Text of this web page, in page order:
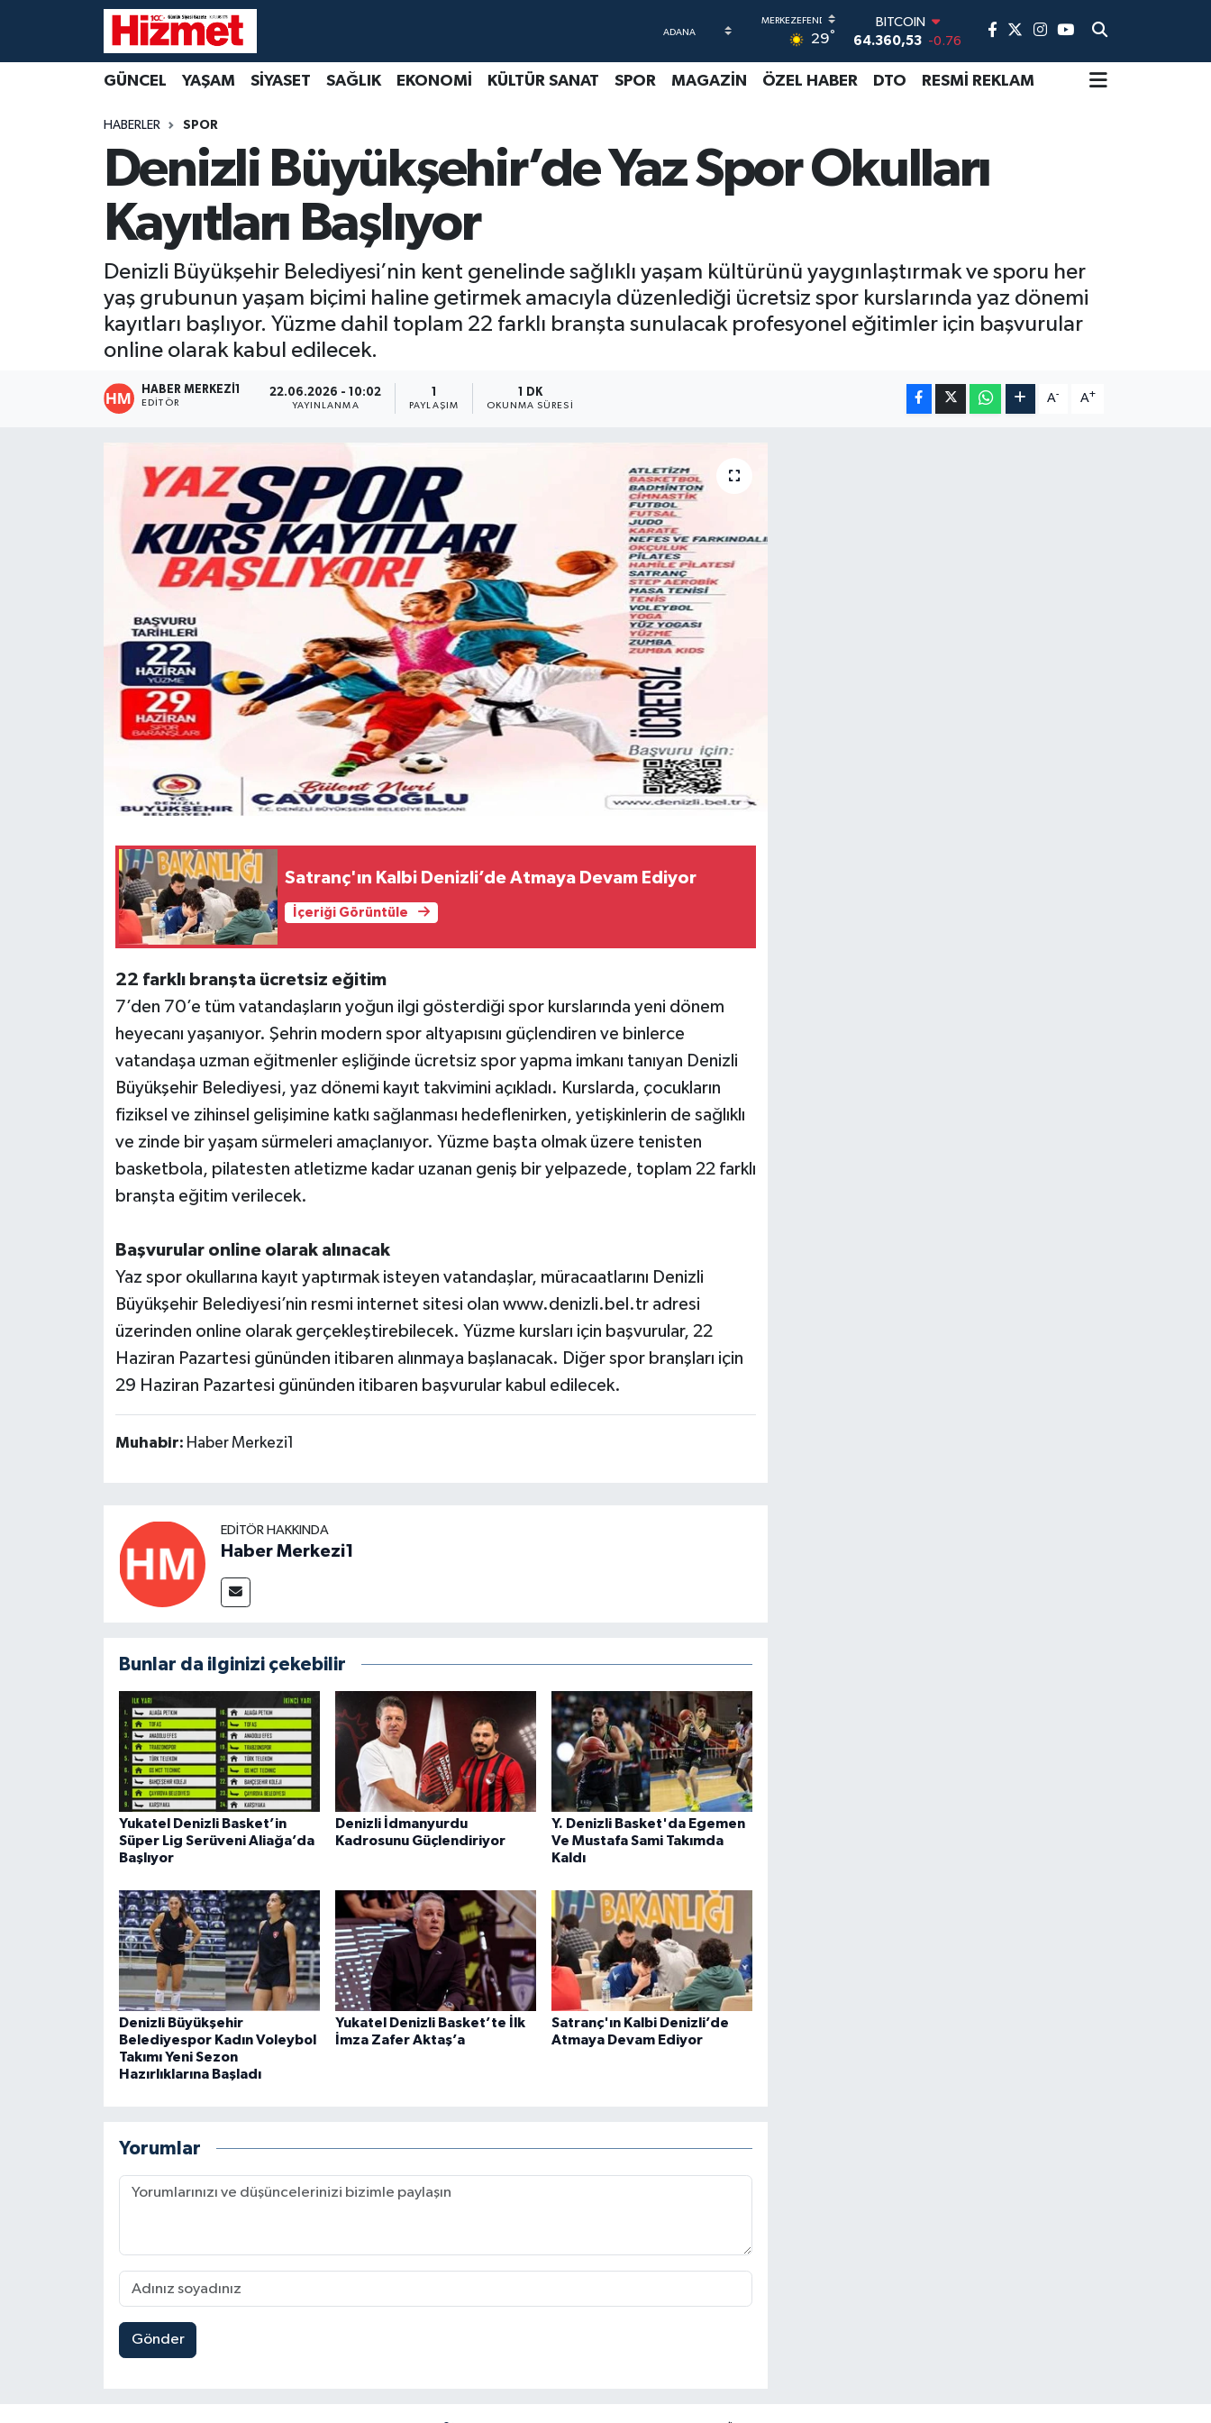
29°
BITCOIN
64.360,53 -0.76
DOLAR
47,7143
0.16
GRAM ALTIN
GÜNCEL YAŞAM SİYASET SAĞLIK EKONOMİ KÜLTÜR SANAT SPOR MAGAZİN ÖZEL HABER DTO RESMİ REKLAM
HABERLER SPOR
Denizli Büyükşehir’de Yaz Spor Okulları
Kayıtları Başlıyor
Denizli Büyükşehir Belediyesi’nin kent genelinde sağlıklı yaşam kültürünü yaygınlaştırmak ve sporu her
yaş grubunun yaşam biçimi haline getirmek amacıyla düzenlediği ücretsiz spor kurslarında yaz dönemi
kayıtları başlıyor. Yüzme dahil toplam 22 farklı branşta sunulacak profesyonel eğitimler için başvurular
online olarak kabul edilecek.
HABER MERKEZI1
EDITÖR
22.06.2026 - 10:02
YAYINLANMA
1
PAYLAŞIM
1 DK
OKUNMA SÜRESI
A- A+
Satranç'ın Kalbi Denizli’de Atmaya Devam Ediyor
İçeriği Görüntüle
22 farklı branşta ücretsiz eğitim
7’den 70’e tüm vatandaşların yoğun ilgi gösterdiği spor kurslarında yeni dönem
heyecanı yaşanıyor. Şehrin modern spor altyapısını güçlendiren ve binlerce
vatandaşa uzman eğitmenler eşliğinde ücretsiz spor yapma imkanı tanıyan Denizli
Büyükşehir Belediyesi, yaz dönemi kayıt takvimini açıkladı. Kurslarda, çocukların
fiziksel ve zihinsel gelişimine katkı sağlanması hedeflenirken, yetişkinlerin de sağlıklı
ve zinde bir yaşam sürmeleri amaçlanıyor. Yüzme başta olmak üzere tenisten
basketbola, pilatesten atletizme kadar uzanan geniş bir yelpazede, toplam 22 farklı
branşta eğitim verilecek.
Başvurular online olarak alınacak
Yaz spor okullarına kayıt yaptırmak isteyen vatandaşlar, müracaatlarını Denizli
Büyükşehir Belediyesi’nin resmi internet sitesi olan www.denizli.bel.tr adresi
üzerinden online olarak gerçekleştirebilecek. Yüzme kursları için başvurular, 22
Haziran Pazartesi gününden itibaren alınmaya başlanacak. Diğer spor branşları için
29 Haziran Pazartesi gününden itibaren başvurular kabul edilecek.
Muhabir: Haber Merkezi1
EDITÖR HAKKINDA
Haber Merkezi1
Bunlar da ilginizi çekebilir
Yukatel Denizli Basket’in
Süper Lig Serüveni Aliağa’da
Başlıyor
Denizli İdmanyurdu
Kadrosunu Güçlendiriyor
Y. Denizli Basket'da Egemen
Ve Mustafa Sami Takımda
Kaldı
Denizli Büyükşehir
Belediyespor Kadın Voleybol
Takımı Yeni Sezon
Hazırlıklarına Başladı
Yukatel Denizli Basket’te İlk
İmza Zafer Aktaş’a
Satranç'ın Kalbi Denizli’de
Atmaya Devam Ediyor
Yorumlar
Gönder
KÜLTÜR SANAT
MAGAZİN
RESMİ REKLAM
Denizli Nöbetçi Eczaneler
Denizli Trafik Yoğunluk Haritası
Süper Lig Puan Durumu ve Fikstür
Son Dakika Haberleri
Haber Arşivi